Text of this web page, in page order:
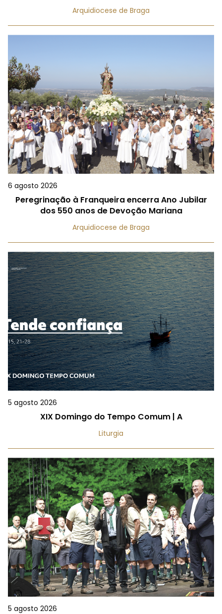
Arquidiocese de Braga
6 agosto 2026
Peregrinação à Franqueira encerra Ano Jubilar
dos 550 anos de Devoção Mariana
Arquidiocese de Braga
5 agosto 2026
XIX Domingo do Tempo Comum | A
Liturgia
5 agosto 2026